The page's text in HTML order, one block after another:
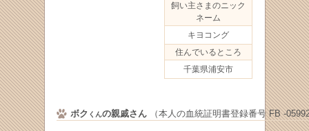
飼い主さまのニック
ネーム
キヨコング
住んでいるところ
千葉県浦安市
ボク くんの親戚さん（本人の血統証明書登録番号 FB -